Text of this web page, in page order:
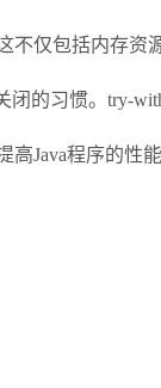
不仅包括内存
的习惯。try-
高Java程序的